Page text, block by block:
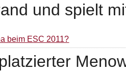
und spielt
beim ESC 2011?